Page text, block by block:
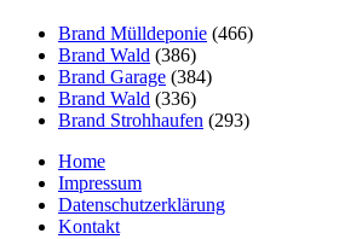
Brand Mülldeponie (466)
Brand Wald (386)
Brand Garage (384)
Brand Wald (336)
Brand Strohhaufen (293)
Home
Impressum
Datenschutzerklärung
Kontakt